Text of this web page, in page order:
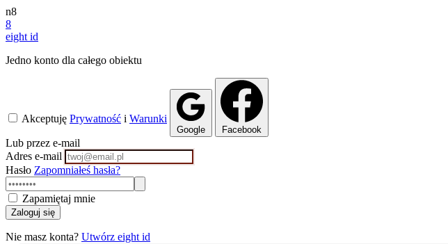
n8
8
eight id
Jedno konto dla całego obiektu
Akceptuję Prywatność i Warunki
Google Facebook
Lub przez e-mail
Adres e-mail
Hasło Zapomniałeś hasła?
Zapamiętaj mnie
Zaloguj się
Nie masz konta? Utwórz eight id